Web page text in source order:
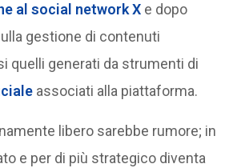
al social network X e dopo
gestione di contenuti
quelli generati da strumenti di
associati alla piattaforma.
libero sarebbe rumore; in
e per di più strategico diventa